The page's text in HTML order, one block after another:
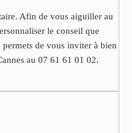
Afin de vous aiguiller au
le conseil que
de vous inviter à bien
au 07 61 61 01 02.